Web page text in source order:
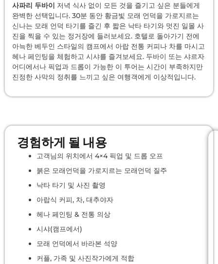
사파리 두바이 저녁 식사 없이 모든 것을 즐기고 싶은 분들에게
완벽한 선택입니다. 30분 동안 황금빛 모래 언덕을 가로지르는
신나는 모래 언덕 타기를 즐긴 후 짧은 낙타 타기와 멋진 일몰 사
진을 찍을 수 있는 정거장에 들러보세요. 호텔로 돌아가기 전에
아늑한 베두인 스타일의 캠프에서 아랍 전통 커피나 차를 마시고
헤나 페인팅을 체험하고 시샤를 즐겨보세요. 두바이 또는 샤르자
어디에서나 픽업과 드롭이 가능한 이 투어는 시간이 부족하지만
진정한 사막의 정취를 느끼고 싶은 여행객에게 이상적입니다.
경험하게 될 내용
고객님의 위치에서 4×4 픽업 및 드롭 오프
붉은 모래언덕을 가로지르는 모래언덕 질주
낙타 타기 및 사진 촬영
아랍식 커피, 차, 대추야자
헤나 페인팅 & 전통 의상
시샤(캠프에서)
모래 언덕에서 바라본 석양
커플, 가족 및 사진작가에게 적합